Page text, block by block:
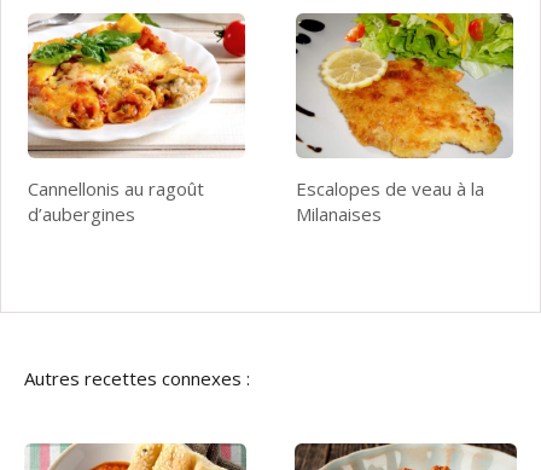
Cannellonis au ragoût
d’aubergines
Escalopes de veau à la
Milanaises
Autres recettes connexes :